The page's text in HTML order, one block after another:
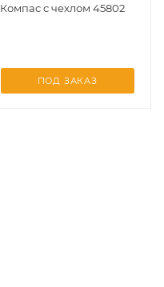
Компас с чехлом 45802
ПОД ЗАКАЗ